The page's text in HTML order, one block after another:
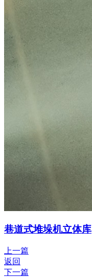
巷道式堆垛机立体库
上一篇
返回
下一篇